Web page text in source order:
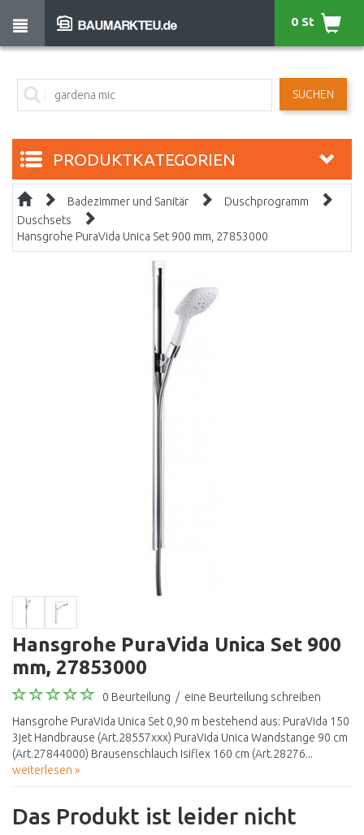
SUCHEN
0 St
PRODUKTKATEGORIEN
Badezimmer und Sanitär
Duschprogramm
Duschsets
Hansgrohe PuraVida Unica Set 900 mm, 27853000
Hansgrohe PuraVida Unica Set 900
mm, 27853000
0 Beurteilung / eine Beurteilung schreiben
Hansgrohe PuraVida Unica Set 0,90 m bestehend aus: PuraVida 150
3jet Handbrause (Art.28557xxx) PuraVida Unica Wandstange 90 cm
(Art.27844000) Brausenschlauch Isiflex 160 cm (Art.28276...
weiterlesen »
Das Produkt ist leider nicht